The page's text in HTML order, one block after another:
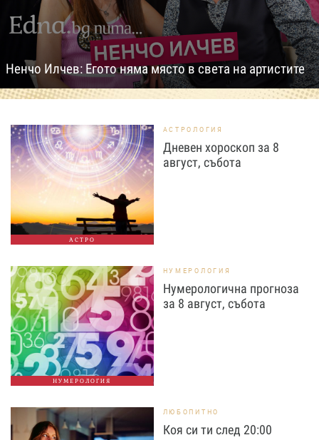
Ненчо Илчев: Егото няма място в света на артистите
АСТРО
АСТРОЛОГИЯ
Дневен хороскоп за 8
август, събота
НУМЕРОЛОГИЯ
НУМЕРОЛОГИЯ
Нумерологична прогноза
за 8 август, събота
ЛЮБОПИТНО
Коя си ти след 20:00